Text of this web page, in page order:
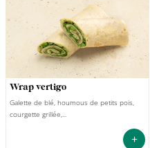
wrap vertigo
Galette de blé, houmous de petits pois,
courgette grillée,...
+